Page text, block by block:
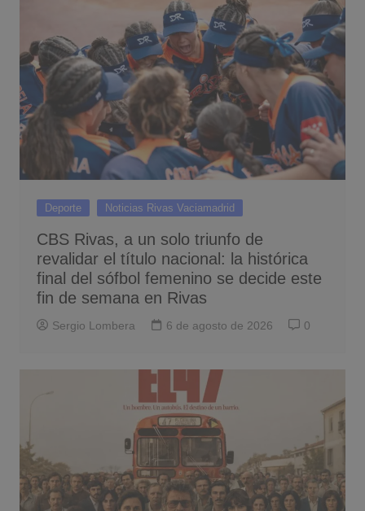
Deporte Noticias Rivas Vaciamadrid
CBS Rivas, a un solo triunfo de
revalidar el título nacional: la histórica
final del sófbol femenino se decide este
fin de semana en Rivas
Sergio Lombera 6 de agosto de 2026 0